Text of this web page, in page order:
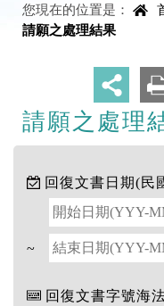
您現在的位置是：
請願之處理結果
請願之處理
中央內容區塊
回復文書日期(民
~
回復文書字號海